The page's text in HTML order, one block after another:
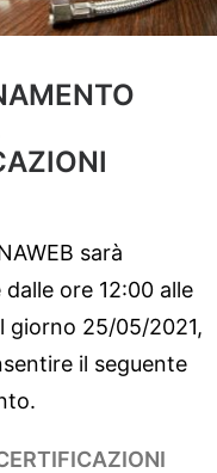
sarà
ore 12:00 alle
giorno 25/05/2021,
il seguente